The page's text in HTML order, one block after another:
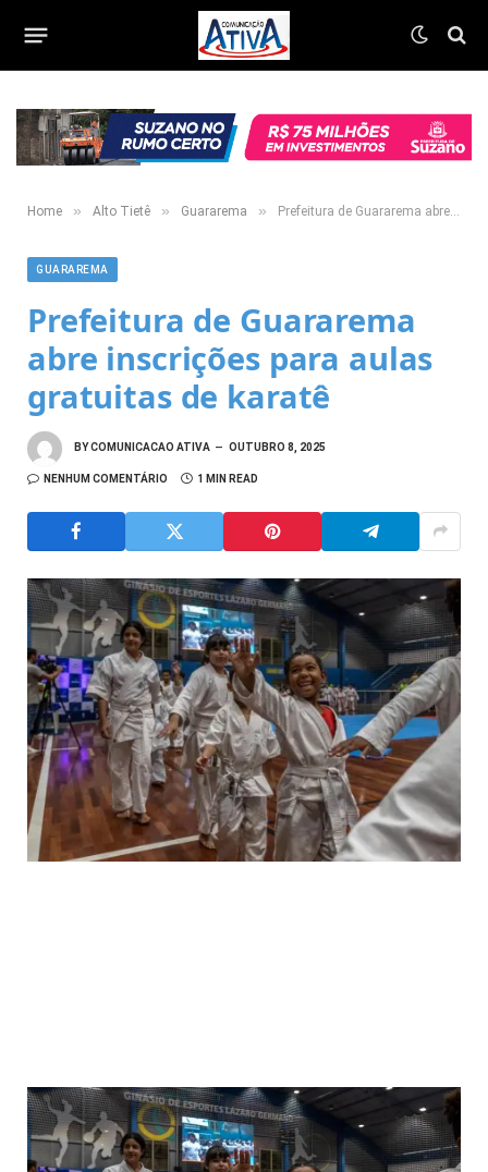
Home » Alto Tietê » Guararema » Prefeitura de Guararema abre inscrições para aulas gratuitas de karatê
GUARAREMA
Prefeitura de Guararema
abre inscrições para aulas
gratuitas de karatê
BYCOMUNICACAO ATIVA OUTUBRO 8, 2025
NENHUM COMENTÁRIO 1 MIN READ